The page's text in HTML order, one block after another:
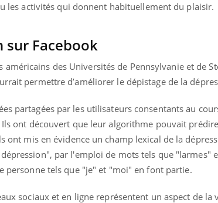
les activités qui donnent habituellement du plaisir.
sur Facebook
américains des Universités de Pennsylvanie et de
permettre d’améliorer le dépistage de la
partagées par les utilisateurs consentants au
ont découvert que leur algorithme pouvait
ont mis en évidence un champ lexical de la
par l'emploi de mots tels que "larmes"
personne tels que "je" et "moi" en font partie.
sociaux et en ligne représentent un aspect de la